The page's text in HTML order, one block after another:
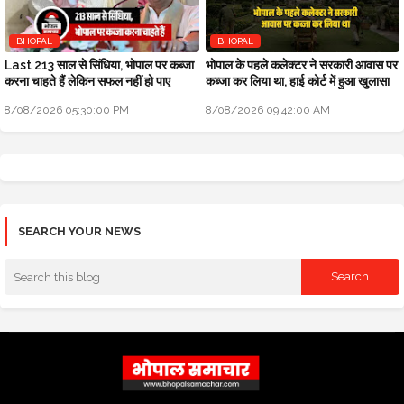
BHOPAL
Last 213 साल से सिंधिया, भोपाल पर कब्जा
करना चाहते हैं लेकिन सफल नहीं हो पाए
8/08/2026 05:30:00 PM
BHOPAL
भोपाल के पहले कलेक्टर ने सरकारी आवास पर
कब्जा कर लिया था, हाई कोर्ट में हुआ खुलासा
8/08/2026 09:42:00 AM
SEARCH YOUR NEWS